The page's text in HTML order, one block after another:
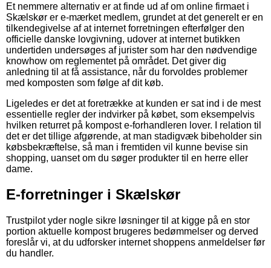
Et nemmere alternativ er at finde ud af om online firmaet i
Skælskør er e-mærket medlem, grundet at det generelt er en
tilkendegivelse af at internet forretningen efterfølger den
officielle danske lovgivning, udover at internet butikken
undertiden undersøges af jurister som har den nødvendige
knowhow om reglementet på området. Det giver dig
anledning til at få assistance, når du forvoldes problemer
med komposten som følge af dit køb.
Ligeledes er det at foretrække at kunden er sat ind i de mest
essentielle regler der indvirker på købet, som eksempelvis
hvilken returret på kompost e-forhandleren lover. I relation til
det er det tillige afgørende, at man stadigvæk bibeholder sin
købsbekræftelse, så man i fremtiden vil kunne bevise sin
shopping, uanset om du søger produkter til en herre eller
dame.
E-forretninger i Skælskør
Trustpilot yder nogle sikre løsninger til at kigge på en stor
portion aktuelle kompost brugeres bedømmelser og derved
foreslår vi, at du udforsker internet shoppens anmeldelser før
du handler.